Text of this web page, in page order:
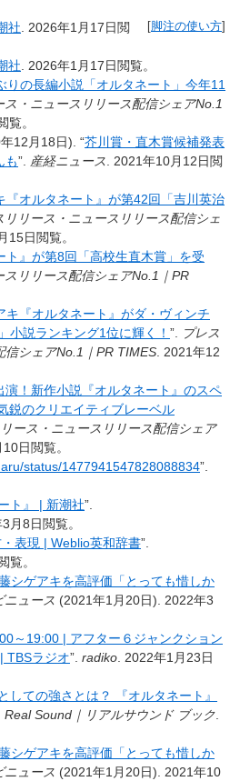
脚注の使い方
社. 2026年1月17日閲
社. 2026年1月17日閲覧。
りの長編小説「オルタネート」今年11
ス・ニュースリリース配信シェアNo.1
覧。
12月18日). “芥川賞・直木賞候補発表
も”. 産経ニュース. 2021年10月12日閲
『オルタネート』が第42回「吉川英治
リリース・ニュースリリース配信シェ
15日閲覧。
ト』が第8回「高校生直木賞」を受
スリリース配信シェアNo.1｜PR
キ『オルタネート』がダ・ヴィンチ
小説ランキング1位に輝く！ ”. プレス
信シェアNo.1｜PR TIMES. 2021年12
演！新作小説『オルタネート』のスペ
鋭のクリエイティブレーベル
ース・ニュースリリース配信シェア
日閲覧。
status/1477941547828088834”.
ト』 | 新潮社”.
月8日閲覧。
表現 | Weblio英和辞書”.
覧。
シゲアキを高評価「とっても惜しか
ニュース (2021年1月20日). 2022年3
～19:00 | アフター６ジャンクション
TBSラジオ”. radiko. 2022年1月23日
しての強さとは？ 『オルタネート』
Real Sound｜リアルサウンド ブック.
シゲアキを高評価「とっても惜しか
ニュース (2021年1月20日). 2021年10